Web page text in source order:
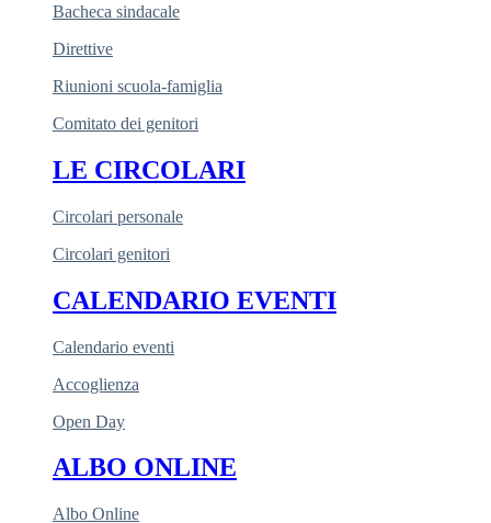
Bacheca sindacale
Direttive
Riunioni scuola-famiglia
Comitato dei genitori
LE CIRCOLARI
Circolari personale
Circolari genitori
CALENDARIO EVENTI
Calendario eventi
Accoglienza
Open Day
ALBO ONLINE
Albo Online